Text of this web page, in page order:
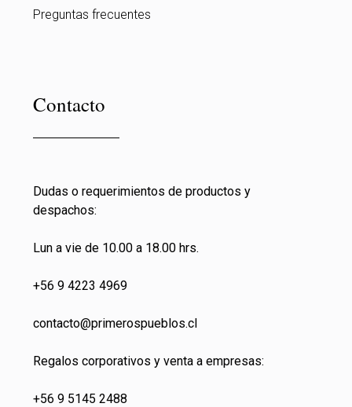
Preguntas frecuentes
Contacto
Dudas o requerimientos de productos y
despachos:
Lun a vie de 10.00 a 18.00 hrs.
+56 9 4223 4969
contacto@primerospueblos.cl
Regalos corporativos y venta a empresas:
+56 9 5145 2488